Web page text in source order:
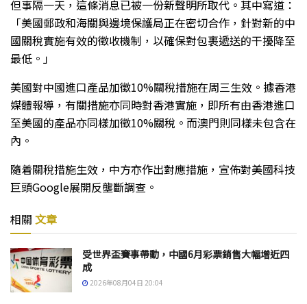
但事隔一天，這條消息已被一份新聲明所取代。其中寫道：
「美國郵政和海關與邊境保護局正在密切合作，針對新的中
國關稅實施有效的徵收機制，以確保對包裹遞送的干擾降至
最低。」
美國對中國進口產品加徵10%關稅措施在周三生效。據香港
媒體報導，有關措施亦同時對香港實施，即所有由香港進口
至美國的產品亦同樣加徵10%關稅。而澳門則同樣未包含在
內。
隨着關稅措施生效，中方亦作出對應措施，宣佈對美國科技
巨頭Google展開反壟斷調查。
相關 文章
受世界盃賽事帶動，中國6月彩票銷售大幅增近四
成
2026年08月04日 20:04